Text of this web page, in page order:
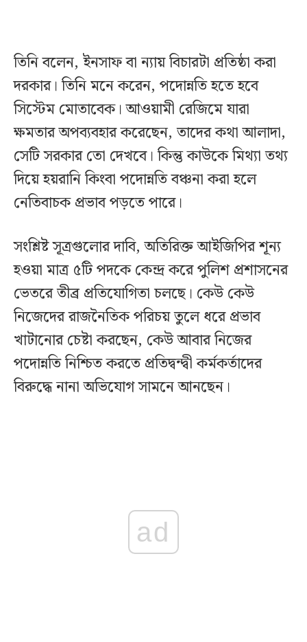
তিনি বলেন, ইনসাফ বা ন্যায় বিচারটা প্রতিষ্ঠা করা
দরকার। তিনি মনে করেন, পদোন্নতি হতে হবে
সিস্টেম মোতাবেক। আওয়ামী রেজিমে যারা
ক্ষমতার অপব্যবহার করেছেন, তাদের কথা আলাদা,
সেটি সরকার তো দেখবে। কিন্তু কাউকে মিথ্যা তথ্য
দিয়ে হয়রানি কিংবা পদোন্নতি বঞ্চনা করা হলে
নেতিবাচক প্রভাব পড়তে পারে।
সংশ্লিষ্ট সূত্রগুলোর দাবি, অতিরিক্ত আইজিপির শূন্য
হওয়া মাত্র ৫টি পদকে কেন্দ্র করে পুলিশ প্রশাসনের
ভেতরে তীব্র প্রতিযোগিতা চলছে। কেউ কেউ
নিজেদের রাজনৈতিক পরিচয় তুলে ধরে প্রভাব
খাটানোর চেষ্টা করছেন, কেউ আবার নিজের
পদোন্নতি নিশ্চিত করতে প্রতিদ্বন্দ্বী কর্মকর্তাদের
বিরুদ্ধে নানা অভিযোগ সামনে আনছেন।
ad